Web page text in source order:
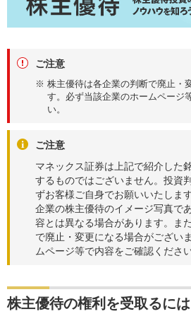
ご注意
※ 株主優待は各企業の判断で廃止・
す。必ず当該企業のホームページ
い。
ご注意
マネックス証券は上記で紹介した
するものではございません。投資
ずお客様ご自身でお願いいたしま
企業の株主優待のイメージ写真で
容とは異なる場合があります。ま
で廃止・変更になる場合がござい
ムページ等で内容をご確認ください
株主優待の権利を受取るには